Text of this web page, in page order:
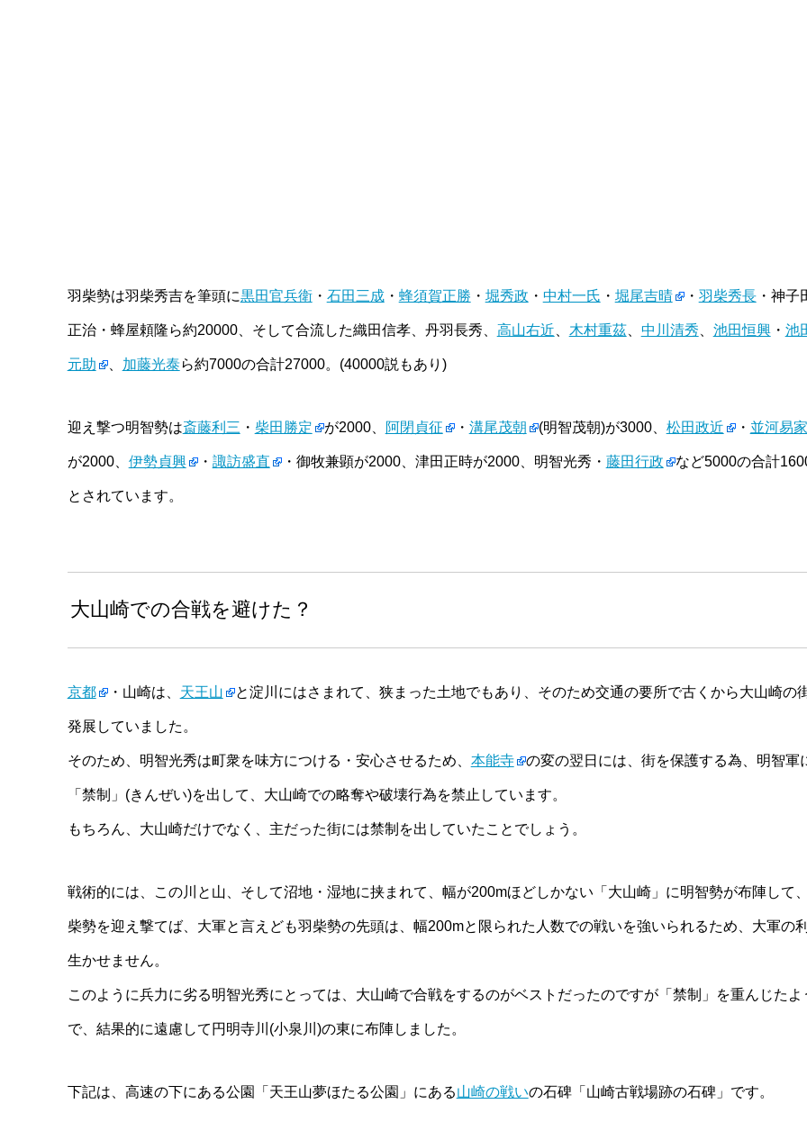
羽柴勢は羽柴秀吉を筆頭に黒田官兵衛・ 石田三成・ 蜂須賀正勝 ・ 堀秀政 ・ 中村一氏 ・ 堀尾吉晴 ・ 羽柴秀長・神子
正治・蜂屋頼隆ら約20000、そして合流した織田信孝、丹羽長秀、 高山右近 木村重茲、 中川清秀 池田恒興・ 池
元助 、 加藤光泰ら約7000の合計27000。(40000説もあり)
迎え撃つ明智勢は斎藤利三 ・ 柴田勝定 が2000、 阿閉貞征 ・ 溝尾茂朝 (明智茂朝)が3000、 松田政近 ・ 並河易家
が2000、 伊勢貞興 ・ 諏訪盛直 ・御牧兼顕が2000、津田正時が2000、明智光秀・ 藤田行政 など5000の合計
とされています。
大山崎での合戦を避けた？
京都 ・山崎は、 天王山 と淀川にはさまれて、狭まった土地でもあり、そのため交通の要所で古くから大山崎の
発展していました。
そのため、明智光秀は町衆を味方につける・安心させるため、 本能寺 の変の翌日には、街を保護する為、明智軍
「禁制」(きんぜい)を出して、大山崎での略奪や破壊行為を禁止しています。
もちろん、大山崎だけでなく、主だった街には禁制を出していたことでしょう。
戦術的には、この川と山、そして沼地・湿地に挟まれて、幅が200mほどしかない「大山崎」に明智勢が布陣して
柴勢を迎え撃てば、大軍と言えども羽柴勢の先頭は、幅200mと限られた人数での戦いを強いられるため、大軍の
生かせません。
このように兵力に劣る明智光秀にとっては、大山崎で合戦をするのがベストだったのですが「禁制」を重んじたよ
で、結果的に遠慮して円明寺川(小泉川)の東に布陣しました。
下記は、高速の下にある公園「天王山夢ほたる公園」にある山崎の戦いの石碑「山崎古戦場跡の石碑」です。